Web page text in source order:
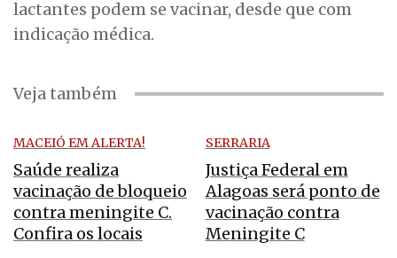
lactantes podem se vacinar, desde que com
indicação médica.
Veja também
MACEIÓ EM ALERTA!
Saúde realiza
vacinação de bloqueio
contra meningite C.
Confira os locais
SERRARIA
Justiça Federal em
Alagoas será ponto de
vacinação contra
Meningite C